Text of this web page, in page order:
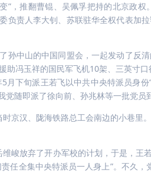
”，推翻曹锟、吴佩孚把持的北京政
负责人李大钊、苏联驻华全权代表加
孙中山的中国同盟会，一起发动了反
冯玉祥的国民军飞机10架、三英寸
月下旬派王若飞以中共中央特派员身
随即派了徐向前、孙兆林等一批党
京汉、陇海铁路总工会南边的小巷
峻放弃了开办军校的计划，于是，
任全集中央特派员一人身上”。不久